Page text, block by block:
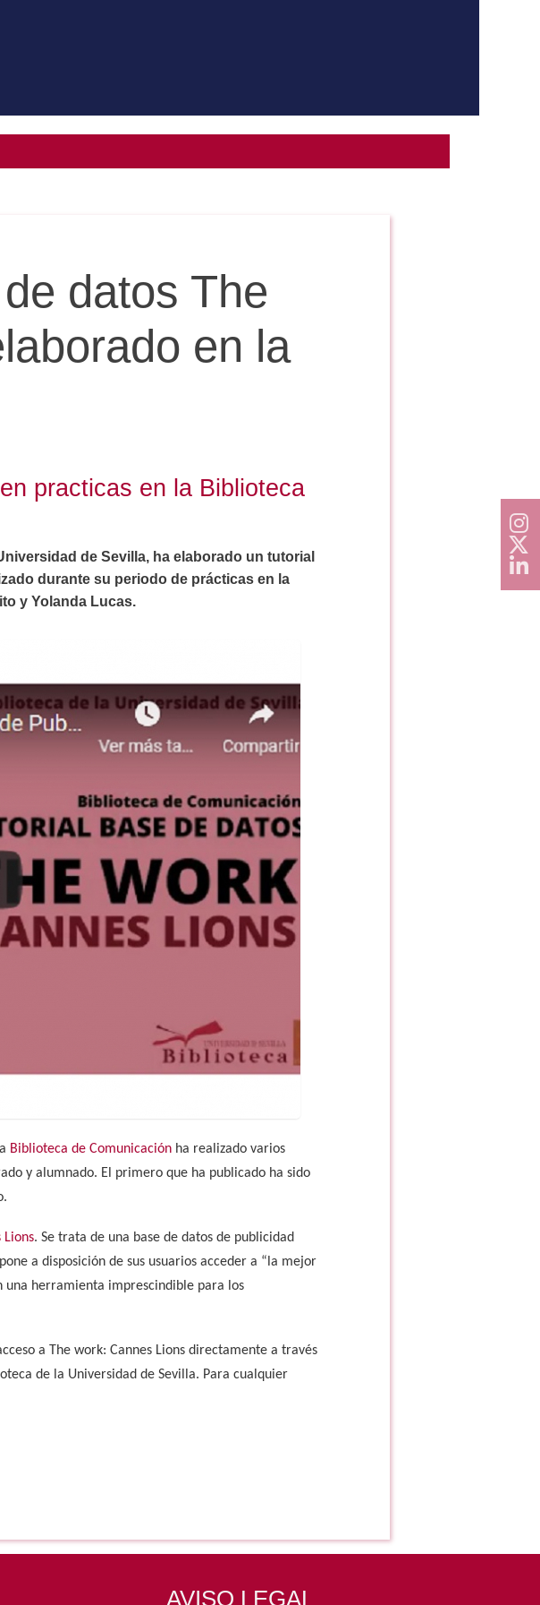
datos The
en la
practicas en la Biblioteca
de Sevilla, ha elaborado un tutorial
durante su periodo de prácticas en la
y Yolanda Lucas.
Biblioteca de Comunicación ha realizado varios
y alumnado. El primero que ha publicado ha sido
Lions. Se trata de una base de datos de publicidad
a disposición de sus usuarios acceder a “la mejor
herramienta imprescindible para los
a The work: Cannes Lions directamente a través
de la Universidad de Sevilla. Para cualquier
AVISO LEGAL